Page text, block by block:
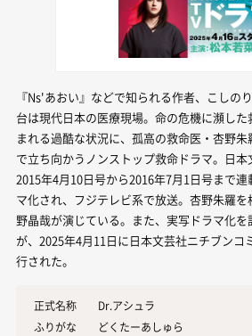
『Ns'あおい』などで知られる作者、こしの
台は現代日本の医療現場。命の危機に瀕し
まれる過酷な状況に、孤高の救命医・杏野
で立ち向かうノンストップ救命ドラマ。日
2015年4月10日号から2016年7月1日号まで
マ化され、フジテレビ系で放送。杏野朱羅
野晶哉が演じている。また、実写ドラマ化
が、2025年4月11日に日本文芸社ニチブンコ
行された。
正式名称
Dr.アシュラ
ふりがな
どくたーあしゅら